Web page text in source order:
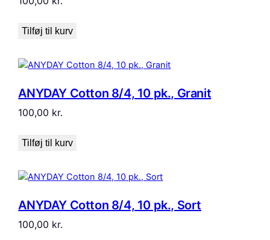
Tilføj til kurv
ANYDAY Cotton 8/4, 10 pk., Granit
100,00 kr.
Tilføj til kurv
ANYDAY Cotton 8/4, 10 pk., Sort
100,00 kr.